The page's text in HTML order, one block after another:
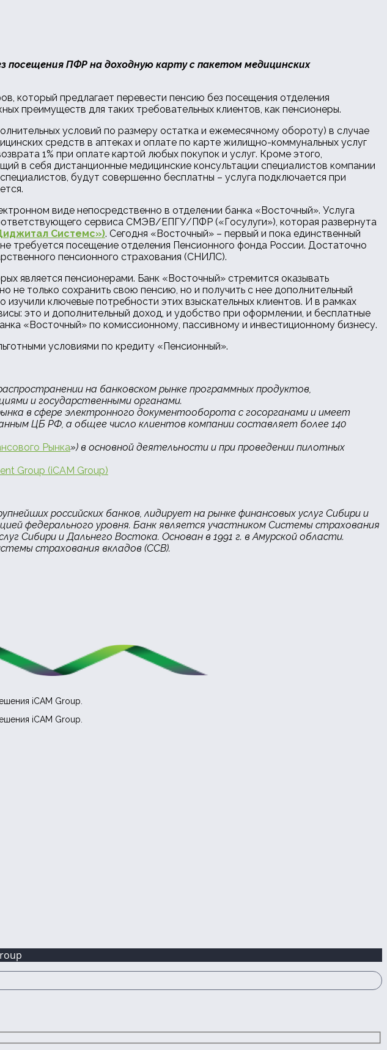
посещения ПФР на доходную карту с пакетом медицинских
который предлагает перевести пенсию без посещения отделения
преимуществ для таких требовательных клиентов, как пенсионеры.
условий по размеру остатка и ежемесячному обороту) в случае
средств в аптеках и оплате по карте жилищно-коммунальных услуг
1% при оплате картой любых покупок и услуг. Кроме этого,
в себя дистанционные медицинские консультации специалистов компании
будут совершенно бесплатны – услуга подключается при
виде непосредственно в отделении банка «Восточный». Услуга
сервиса СМЭВ/ЕПГУ/ПФР («Госулуги»), которая развернута
Системс»). Сегодня «Восточный» – первый и пока единственный
требуется посещение отделения Пенсионного фонда России. Достаточно
пенсионного страхования (СНИЛС).
является пенсионерами. Банк «Восточный» стремится оказывать
не только сохранить свою пенсию, но и получить с нее дополнительный
ключевые потребности этих взыскательных клиентов. И в рамках
это и дополнительный доход, и удобство при оформлении, и бесплатные
«Восточный» по комиссионному, пассивному и инвестиционному бизнесу.
условиями по кредиту «Пенсионный».
на банковском рынке программных продуктов,
и государственными органами.
в сфере электронного документооборота с госорганами и имеет
ЦБ РФ, а общее число клиентов компании составляет более 140
Рынка») в основной деятельности и при проведении пилотных
Group (iCAM Group)
российских банков, лидирует на рынке финансовых услуг Сибири и
федерального уровня. Банк является участником Системы страхования
Сибири и Дальнего Востока. Основан в 1991 г. в Амурской области.
страхования вкладов (ССВ).
iCAM Group.
iCAM Group.